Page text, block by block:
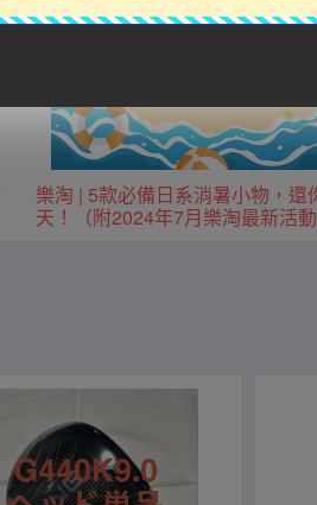
樂淘 | 5款必備日系消暑小物，還
天！（附2024年7月樂淘最新活動